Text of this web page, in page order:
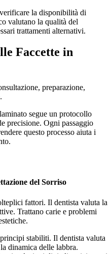
la disponibilità di
valutano la qualità del
trattamenti alternativi.
Faccette in
preparazione,
segue un protocollo
precisione. Ogni passaggio
questo processo aiuta i
del Sorriso
fattori. Il dentista valuta la
Trattano carie e problemi
stabiliti. Il dentista valuta
dinamica delle labbra.